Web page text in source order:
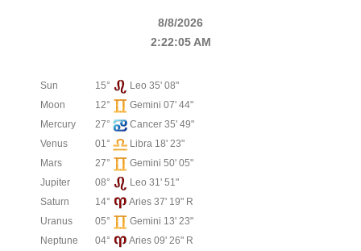
8/8/2026
2:22:05 AM
Sun 15°
Leo 35' 08"
Moon
12°
Gemini 07' 44"
Mercury
27°
Cancer 35' 49"
Venus
01°
Libra 18' 23"
Mars
27°
Gemini 50' 05"
Jupiter
08°
Leo 31' 51"
Saturn
14°
Aries 37' 19" R
Uranus
05°
Gemini 13' 23"
Neptune
04°
Aries 09' 26" R